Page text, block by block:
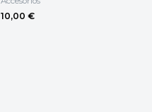
10,00 €